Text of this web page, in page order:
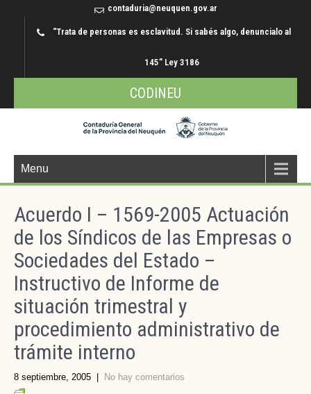
contaduria@neuquen.gov.ar
“Trata de personas es esclavitud. Si sabés algo, denuncialo al
145” Ley 3186
CODINEU
Menu
Acuerdo I – 1569-2005 Actuación
de los Síndicos de las Empresas o
Sociedades del Estado –
Instructivo de Informe de
situación trimestral y
procedimiento administrativo de
trámite interno
8 septiembre, 2005 No hay comentarios